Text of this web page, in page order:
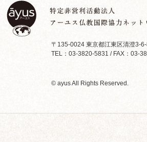
〒135-0024 東京都江東区清澄3-
TEL：03-3820-5831 / FAX：03-
© ayus All Rights Reserved.